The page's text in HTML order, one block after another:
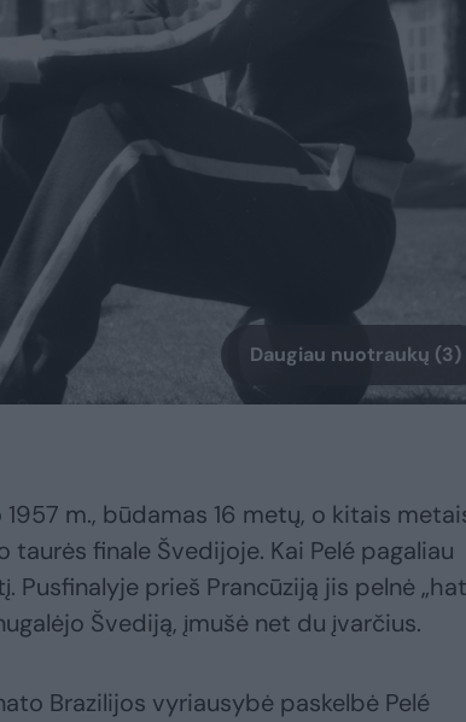
Daugiau nuotraukų (3)
m., būdamas 16 metų, o kitais
finale Švedijoje. Kai Pelé pagaliau
Pusfinalyje prieš Prancūziją jis pelnė
Švediją, įmušė net du įvarčius.
Brazilijos vyriausybė paskelbė Pelé